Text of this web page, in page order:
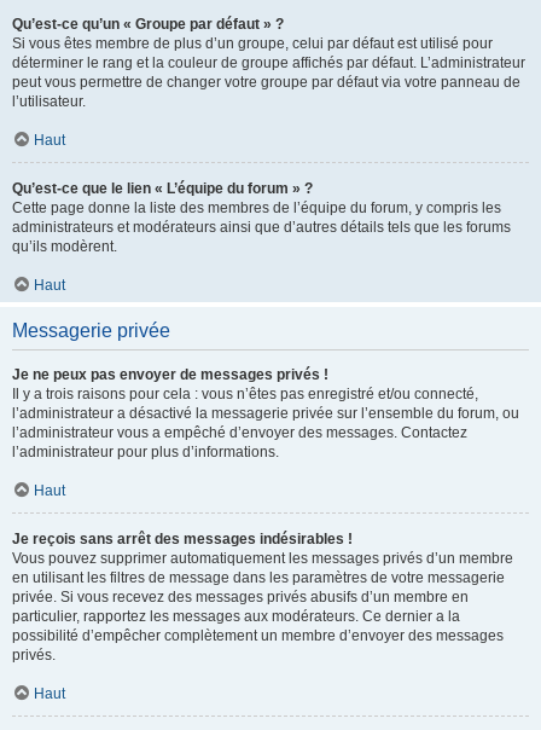
Qu’est-ce qu’un « Groupe par défaut » ?
Si vous êtes membre de plus d’un groupe, celui par défaut est utilisé pour
déterminer le rang et la couleur de groupe affichés par défaut. L’administrateur
peut vous permettre de changer votre groupe par défaut via votre panneau de
l’utilisateur.
Haut
Qu’est-ce que le lien « L’équipe du forum » ?
Cette page donne la liste des membres de l’équipe du forum, y compris les
administrateurs et modérateurs ainsi que d’autres détails tels que les forums
qu’ils modèrent.
Haut
Messagerie privée
Je ne peux pas envoyer de messages privés !
Il y a trois raisons pour cela : vous n’êtes pas enregistré et/ou connecté,
l’administrateur a désactivé la messagerie privée sur l’ensemble du forum, ou
l’administrateur vous a empêché d’envoyer des messages. Contactez
l’administrateur pour plus d’informations.
Haut
Je reçois sans arrêt des messages indésirables !
Vous pouvez supprimer automatiquement les messages privés d’un membre
en utilisant les filtres de message dans les paramètres de votre messagerie
privée. Si vous recevez des messages privés abusifs d’un membre en
particulier, rapportez les messages aux modérateurs. Ce dernier a la
possibilité d’empêcher complètement un membre d’envoyer des messages
privés.
Haut